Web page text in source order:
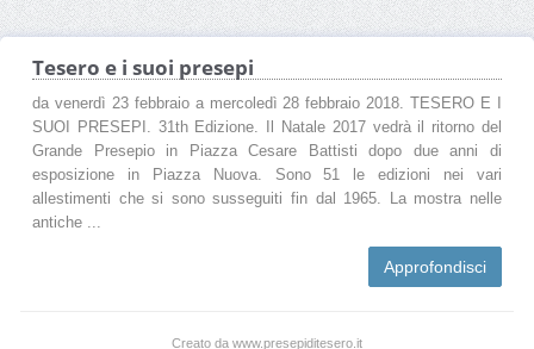
Tesero e i suoi presepi
da venerdì 23 febbraio a mercoledì 28 febbraio 2018. TESERO E I
SUOI PRESEPI. 31th Edizione. Il Natale 2017 vedrà il ritorno del
Grande Presepio in Piazza Cesare Battisti dopo due anni di
esposizione in Piazza Nuova. Sono 51 le edizioni nei vari
allestimenti che si sono susseguiti fin dal 1965. La mostra nelle
antiche ...
Approfondisci
Creato da www.presepiditesero.it